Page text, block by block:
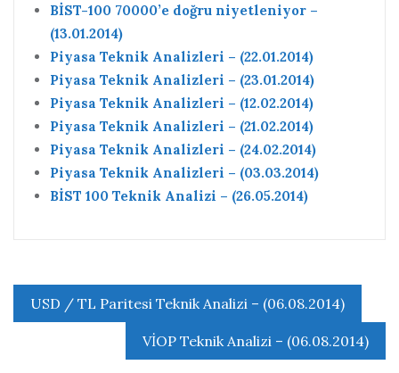
BİST-100 70000’e doğru niyetleniyor –
(13.01.2014)
Piyasa Teknik Analizleri – (22.01.2014)
Piyasa Teknik Analizleri – (23.01.2014)
Piyasa Teknik Analizleri – (12.02.2014)
Piyasa Teknik Analizleri – (21.02.2014)
Piyasa Teknik Analizleri – (24.02.2014)
Piyasa Teknik Analizleri – (03.03.2014)
BİST 100 Teknik Analizi – (26.05.2014)
Yazı
gezinmesi
USD / TL Paritesi Teknik Analizi – (06.08.2014)
VİOP Teknik Analizi – (06.08.2014)